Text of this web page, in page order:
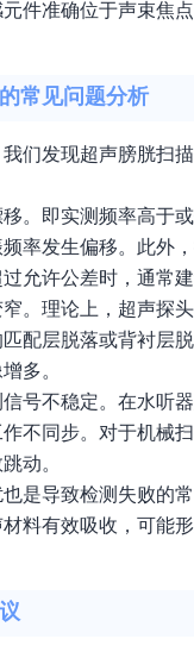
件准确位于声束焦
常见问题分析
们发现超声膀胱扫
。即实测频率高于
率发生偏移。此外
允许公差时，通常
。理论上，超声探
配层脱落或背衬层
多。
号不稳定。在水听
不同步。对于机械
动。
是导致检测失败的
料有效吸收，可能